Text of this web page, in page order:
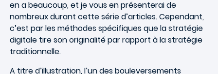
en a beaucoup, et je vous en présenterai de
nombreux durant cette série d’articles. Cependant,
c’est par les méthodes spécifiques que la stratégie
digitale tire son originalité par rapport à la stratégie
traditionnelle.
A titre d’illustration, l’un des bouleversements